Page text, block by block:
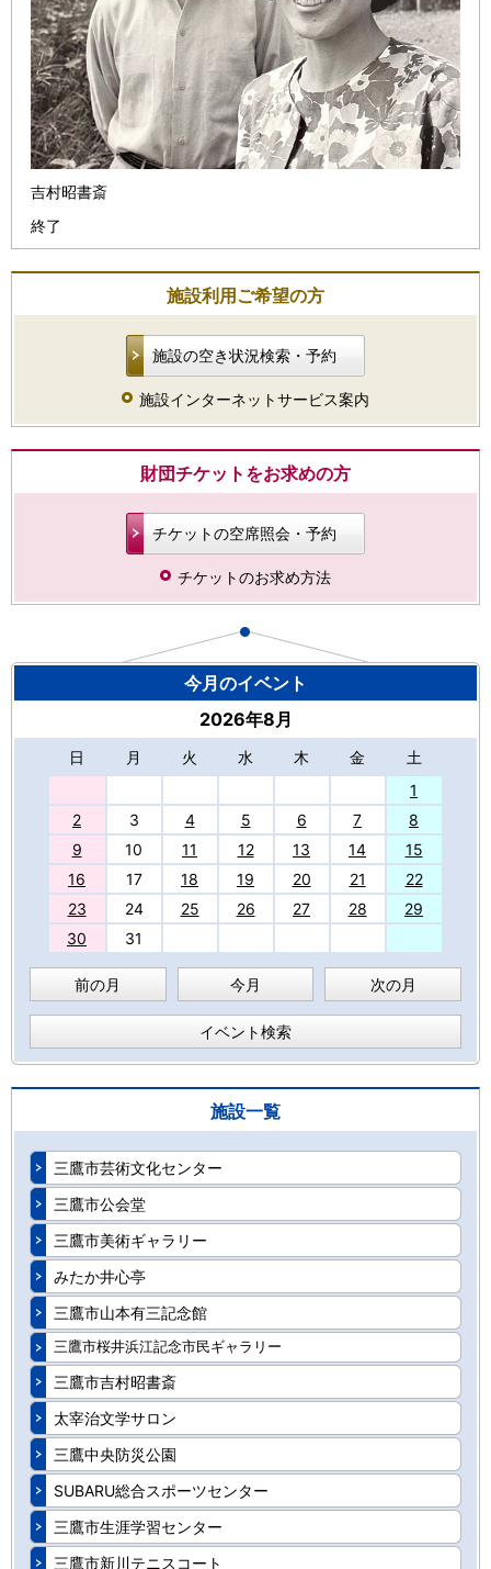
吉村昭書斎
終了
施設利用ご希望の方
施設の空き状況検索・予約
施設インターネットサービス案内
財団チケットをお求めの方
チケットの空席照会・予約
チケットのお求め方法
今月のイベント
2026年8月
日 月 火 水 木 金
土
1
2
3 4 5 6 7
8
9
10 11 12 13 14
15
16
17 18 19 20 21
22
23
24 25 26 27 28
29
30
31
前の月 今月 次の月
イベント検索
施設一覧
三鷹市芸術文化センター
三鷹市公会堂
三鷹市美術ギャラリー
みたか井心亭
三鷹市山本有三記念館
三鷹市桜井浜江記念市民ギャラリー
三鷹市吉村昭書斎
太宰治文学サロン
三鷹中央防災公園
SUBARU総合スポーツセンター
三鷹市生涯学習センター
三鷹市新川テニスコート